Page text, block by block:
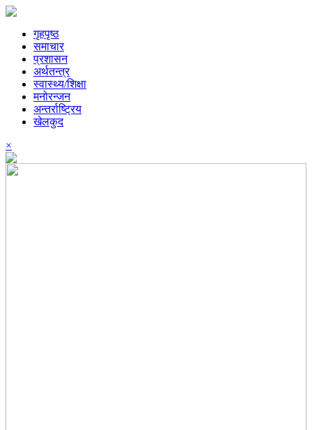
गृहपृष्ठ
समाचार
प्रशासन
अर्थतन्त्र
स्वास्थ्य/शिक्षा
मनोरन्जन
अन्तर्राष्ट्रिय
खेलकुद
×